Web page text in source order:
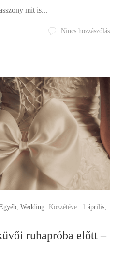
mit is...
Nincs hozzászólás
Wedding Közzétéve: 1 április,
ruhapróba előtt –